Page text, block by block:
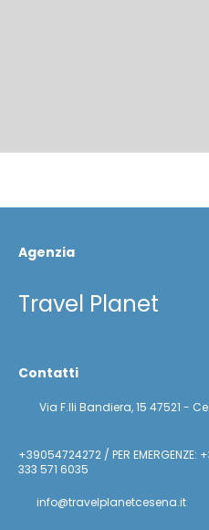
Agenzia
Travel Planet
Contatti
Via F.lli Bandiera, 15 47521 -
+39054724272 / PER
333 571 6035
info@travelplanetcesena.it